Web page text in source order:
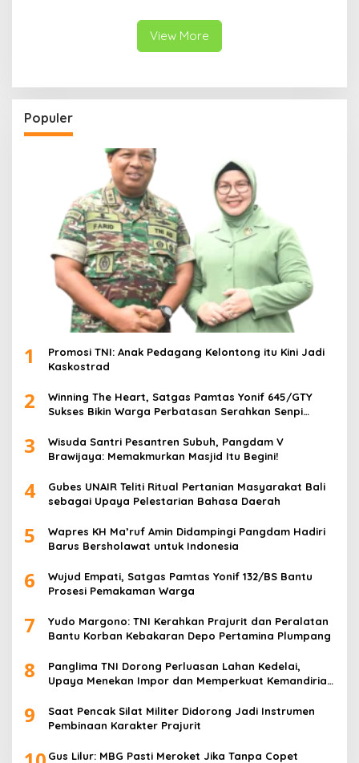
View More
Populer
1
Promosi TNI: Anak Pedagang Kelontong itu Kini Jadi
Kaskostrad
2
Winning The Heart, Satgas Pamtas Yonif 645/GTY
Sukses Bikin Warga Perbatasan Serahkan Senpi
3
Wisuda Santri Pesantren Subuh, Pangdam V
Brawijaya: Memakmurkan Masjid Itu Begini!
4
Gubes UNAIR Teliti Ritual Pertanian Masyarakat Bali
sebagai Upaya Pelestarian Bahasa Daerah
5
Wapres KH Ma’ruf Amin Didampingi Pangdam Hadiri
Barus Bersholawat untuk Indonesia
6
Wujud Empati, Satgas Pamtas Yonif 132/BS Bantu
Prosesi Pemakaman Warga
7
Yudo Margono: TNI Kerahkan Prajurit dan Peralatan
Bantu Korban Kebakaran Depo Pertamina Plumpang
8
Panglima TNI Dorong Perluasan Lahan Kedelai,
Upaya Menekan Impor dan Memperkuat Kemandirian
9
Saat Pencak Silat Militer Didorong Jadi Instrumen
Pembinaan Karakter Prajurit
Gus Lilur: MBG Pasti Meroket Jika Tanpa Copet